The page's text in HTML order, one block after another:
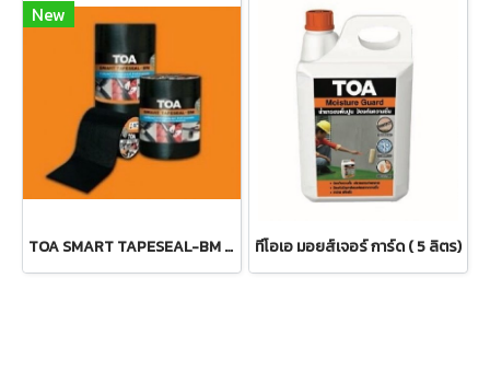
New
TOA SMART TAPESEAL-BM สมาร์ท เทปซีล บีเอ็ม ทีโอเอ มอยส์เจอร์ การ์ด ( 5 ลิตร)